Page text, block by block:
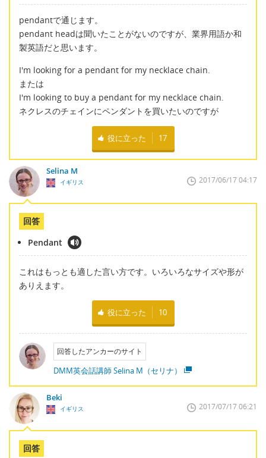
pendantで通じます。
pendant headは聞いたことがないのですが、業界用語か和
製英語だと思います。
I'm looking for a pendant for my necklace chain.
または
I'm looking to buy a pendant for my necklace chain.
ネクレスのチェインにペンダントを買いたいのですが
役に立った 17
Selina M
イギリス 2017/06/17 04:17
回答
Pendant
これはもっとも適した言い方です。いろいろなサイズや形が
ありえます。
役に立った 10
回答したアンカーのサイト
DMM英会話講師 Selina M（セリナ）
Beki
イギリス 2017/07/17 06:21
回答